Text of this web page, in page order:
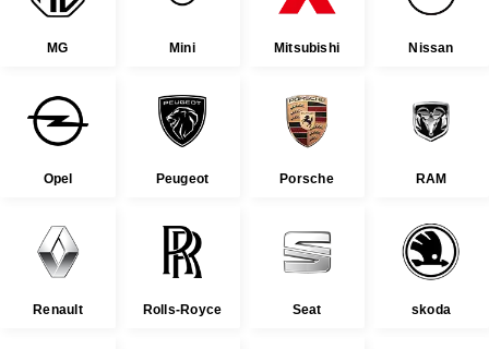
MG Mini Mitsubishi Nissan
Opel Peugeot Porsche RAM
Renault Rolls-Royce Seat skoda